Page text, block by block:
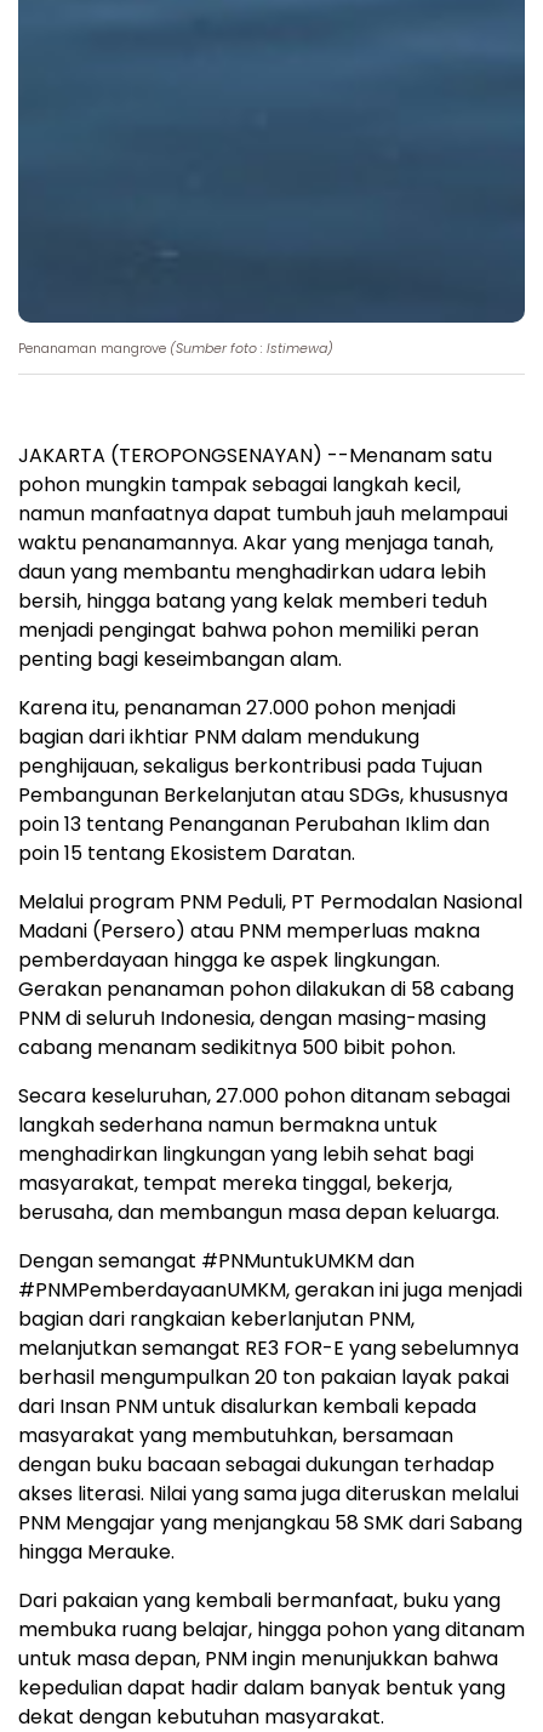
Penanaman mangrove (Sumber foto : Istimewa)
JAKARTA (TEROPONGSENAYAN) --Menanam satu
pohon mungkin tampak sebagai langkah kecil,
namun manfaatnya dapat tumbuh jauh melampaui
waktu penanamannya. Akar yang menjaga tanah,
daun yang membantu menghadirkan udara lebih
bersih, hingga batang yang kelak memberi teduh
menjadi pengingat bahwa pohon memiliki peran
penting bagi keseimbangan alam.
Karena itu, penanaman 27.000 pohon menjadi
bagian dari ikhtiar PNM dalam mendukung
penghijauan, sekaligus berkontribusi pada Tujuan
Pembangunan Berkelanjutan atau SDGs, khususnya
poin 13 tentang Penanganan Perubahan Iklim dan
poin 15 tentang Ekosistem Daratan.
Melalui program PNM Peduli, PT Permodalan Nasional
Madani (Persero) atau PNM memperluas makna
pemberdayaan hingga ke aspek lingkungan.
Gerakan penanaman pohon dilakukan di 58 cabang
PNM di seluruh Indonesia, dengan masing-masing
cabang menanam sedikitnya 500 bibit pohon.
Secara keseluruhan, 27.000 pohon ditanam sebagai
langkah sederhana namun bermakna untuk
menghadirkan lingkungan yang lebih sehat bagi
masyarakat, tempat mereka tinggal, bekerja,
berusaha, dan membangun masa depan keluarga.
Dengan semangat #PNMuntukUMKM dan
#PNMPemberdayaanUMKM, gerakan ini juga menjadi
bagian dari rangkaian keberlanjutan PNM,
melanjutkan semangat RE3 FOR-E yang sebelumnya
berhasil mengumpulkan 20 ton pakaian layak pakai
dari Insan PNM untuk disalurkan kembali kepada
masyarakat yang membutuhkan, bersamaan
dengan buku bacaan sebagai dukungan terhadap
akses literasi. Nilai yang sama juga diteruskan melalui
PNM Mengajar yang menjangkau 58 SMK dari Sabang
hingga Merauke.
Dari pakaian yang kembali bermanfaat, buku yang
membuka ruang belajar, hingga pohon yang ditanam
untuk masa depan, PNM ingin menunjukkan bahwa
kepedulian dapat hadir dalam banyak bentuk yang
dekat dengan kebutuhan masyarakat.